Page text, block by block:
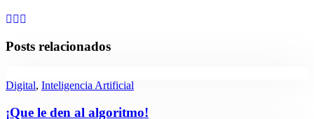
Posts relacionados
Digital, Inteligencia Artificial
¡Que le den al algoritmo!